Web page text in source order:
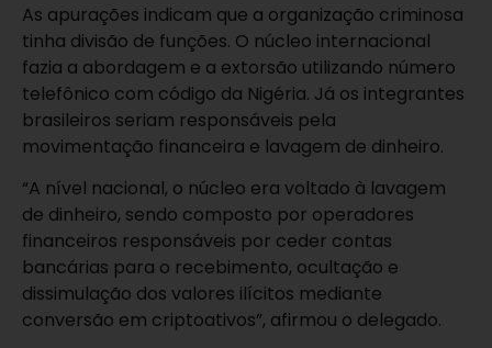
As apurações indicam que a organização criminosa
tinha divisão de funções. O núcleo internacional
fazia a abordagem e a extorsão utilizando número
telefônico com código da Nigéria. Já os integrantes
brasileiros seriam responsáveis pela
movimentação financeira e lavagem de dinheiro.
“A nível nacional, o núcleo era voltado à lavagem
de dinheiro, sendo composto por operadores
financeiros responsáveis por ceder contas
bancárias para o recebimento, ocultação e
dissimulação dos valores ilícitos mediante
conversão em criptoativos”, afirmou o delegado.